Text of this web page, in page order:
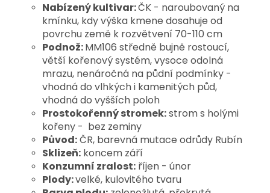
Nabízený kultivar:ČK - naroubovaný na
kmínku, kdy výška kmene dosahuje od
povrchu země k rozvětvení 70-110 cm
Podnož:MM106 středně bujně rostoucí,
větší kořenový systém, vysoce odolná
mrazu, nenáročná na půdní podmínky -
vhodná do vlhkých i kamenitých půd,
vhodná do vyšších poloh
Prostokořenný stromek:strom s holými
kořeny - bez zeminy
Původ:ČR, barevná mutace odrůdy Rubín
Sklizeň: koncem září
Konzumní zralost: říjen - únor
Plody:velké, kulovitého tvaru